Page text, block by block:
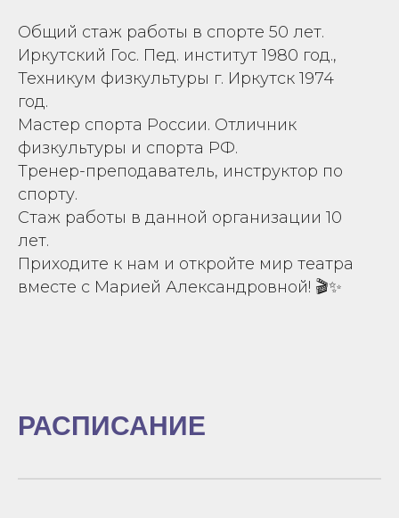
Общий стаж работы в спорте 50 лет.
Иркутский Гос. Пед. институт 1980 год.,
Техникум физкультуры г. Иркутск 1974
год.
Мастер спорта России. Отличник
физкультуры и спорта РФ.
Тренер-преподаватель, инструктор по
спорту.
Стаж работы в данной организации 10
лет.
Приходите к нам и откройте мир театра
вместе с Марией Александровной! 🎬✨
РАСПИСАНИЕ